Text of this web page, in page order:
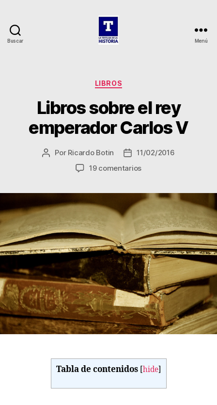
Buscar
la
Historia
Menú
Categorías
LIBROS
Libros sobre el rey
emperador Carlos V
Autor
Por Ricardo Botin
Fecha
de
11/02/2016
19 comentariosen
el
emperador
Carlos
V
Tabla de contenidos [hide]